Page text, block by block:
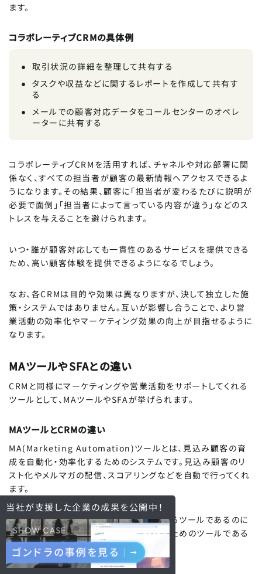
ます。
コラボレーティブCRMの具体例
取引状況の詳細を整理して共有する
タスクや収益などに関するレポートを作成して共有す
る
メールでの顧客対応データをコールセンターのオペレ
ーターに共有する
コラボレーティブCRMを活用すれば、チャネルや対応部署に関
係なく、すべての担当者が顧客の最新情報へアクセスできるよ
うになります。その結果、顧客に「担当者が変わるたびに説明が
必要で面倒」「担当者によって言っている内容が違う」などのス
トレスを与えることを避けられます。
いつ・誰が顧客対応しても一貫性のあるサービスを提供できる
ため、高い顧客体験を提供できるようになるでしょう。
なお、各CRMは目的や効果は異なりますが、決して独立した施
策・システムではありません。互いが影響し合うことで、より営
業活動の効率化やマーケティング効果の向上が目指せるように
なります。
MAツールやSFAとの違い
CRMと同様にマーケティングや営業活動をサポートしてくれる
ツールとして、MAツールやSFAが挙げられます。
MAツールとCRMの違い
MA(Marketing Automation)ツールとは、見込み顧客の育
成を自動化・効率化するためのシステムです。見込み顧客のリ
スト化やメルマガの配信、スコアリングなどを自動で行ってくれ
ます。
CRMは自社の顧客との関係性を良好にするツールであるのに
対し、MAは見込み顧客を自社顧客にするためのツールである
点が異なります。
当社が支援した企業の成果を公開中！